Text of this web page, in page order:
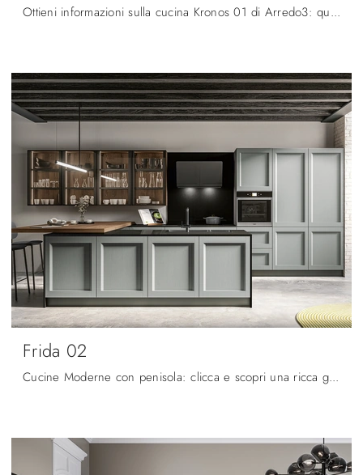
Ottieni informazioni sulla cucina Kronos 01 di Arredo3: questa soluzione in gres sarà l'acquisto ideale per te!
Frida 02
Cucine Moderne con penisola: clicca e scopri una ricca gamma di soluzioni del brand Arredo3, tra cui il modello Frida 02.